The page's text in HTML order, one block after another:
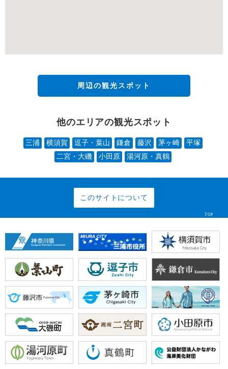
周辺の観光スポット
他のエリアの観光スポット
三浦 横須賀 逗子・葉山 鎌倉 藤沢 茅ヶ崎
平塚
二宮・大磯
小田原 湯河原・真鶴
このサイトについて
TOP